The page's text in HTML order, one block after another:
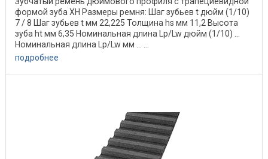
формой зуба XH Размеры ремня: Шаг зубьев t дюйм (1/10)
7 / 8 Шаг зубьев t мм 22,225 Толщина hs мм 11,2 Высота
зуба ht мм 6,35 Номинальная длина Lp/Lw дюйм (1/10) ...
Номинальная длина Lp/Lw мм ... ...
подробнее